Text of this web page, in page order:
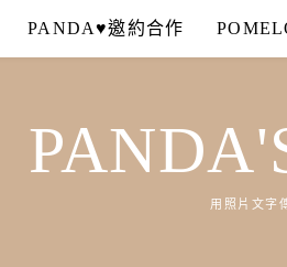
PANDA♥邀約合作
用照片文字